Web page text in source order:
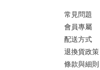
常見問題
會員專屬
配送方式
退換貨政策
條款與細則